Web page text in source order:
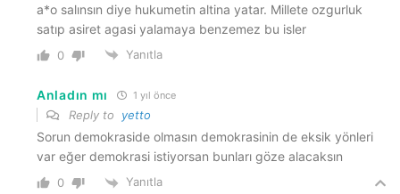
a*o salınsın diye hukumetin altina yatar. Millete ozgurluk
satıp asiret agasi yalamaya benzemez bu isler
0 Yanıtla
Anladın mı 1 yıl önce
Reply to yetto
Sorun demokraside olmasın demokrasinin de eksik yönleri
var eğer demokrasi istiyorsan bunları göze alacaksın
0 Yanıtla